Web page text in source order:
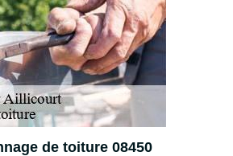
de toiture 08450